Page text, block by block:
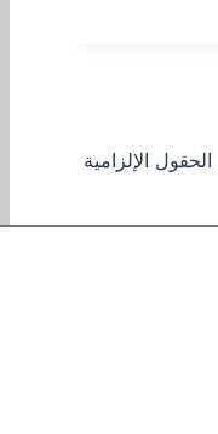
الحقول الإلزامية